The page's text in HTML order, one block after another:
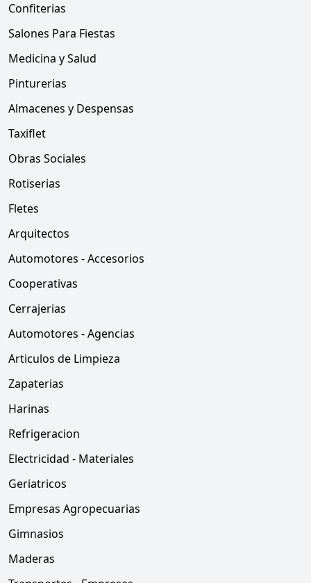
Confiterias
Salones Para Fiestas
Medicina y Salud
Pinturerias
Almacenes y Despensas
Taxiflet
Obras Sociales
Rotiserias
Fletes
Arquitectos
Automotores - Accesorios
Cooperativas
Cerrajerias
Automotores - Agencias
Articulos de Limpieza
Zapaterias
Harinas
Refrigeracion
Electricidad - Materiales
Geriatricos
Empresas Agropecuarias
Gimnasios
Maderas